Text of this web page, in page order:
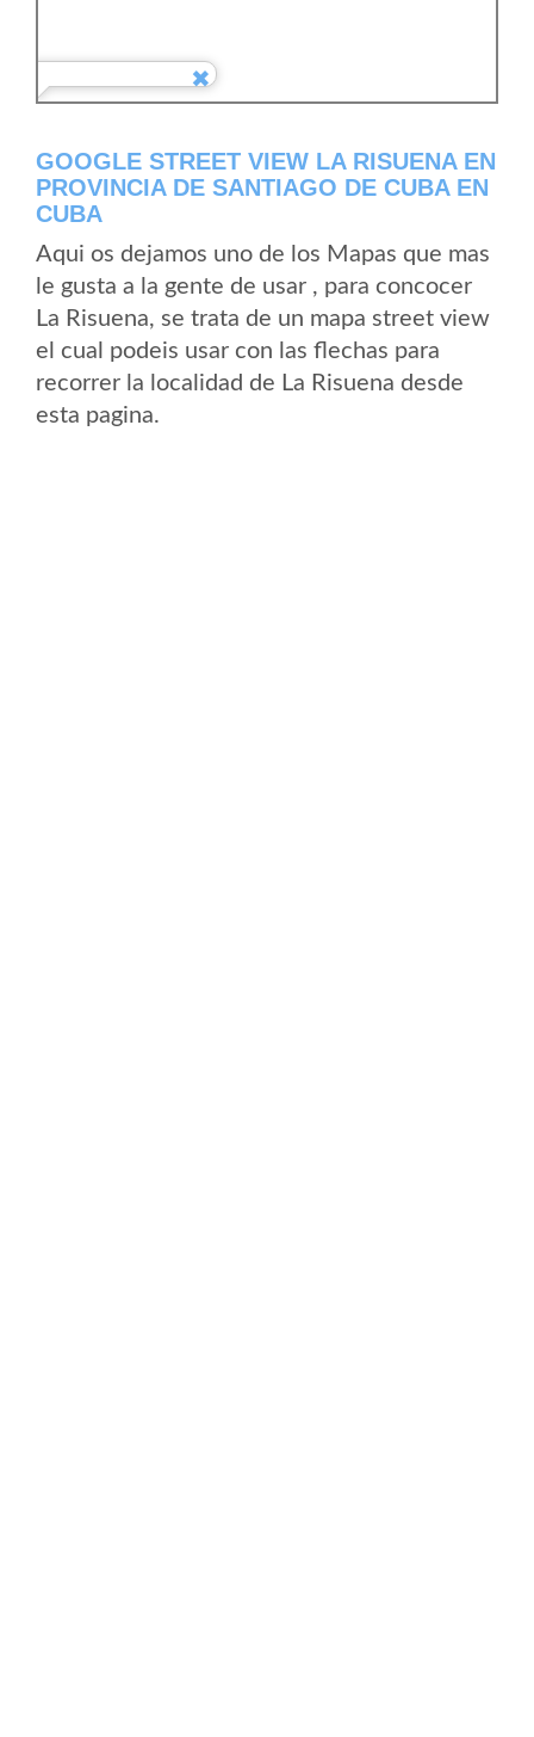
GOOGLE STREET VIEW LA RISUENA EN
PROVINCIA DE SANTIAGO DE CUBA EN
CUBA
Aqui os dejamos uno de los Mapas que mas
le gusta a la gente de usar , para concocer
La Risuena, se trata de un mapa street view
el cual podeis usar con las flechas para
recorrer la localidad de La Risuena desde
esta pagina.